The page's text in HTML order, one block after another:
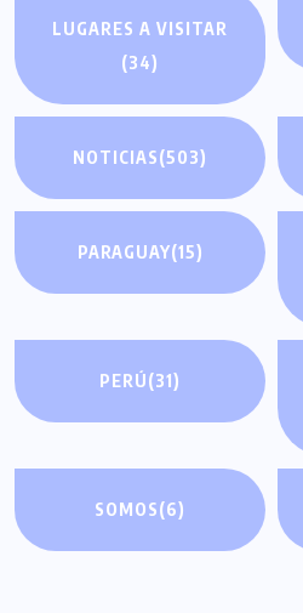
LUGARES A VISITAR
(34)
NOTICIAS(503)
PARAGUAY(15)
PERÚ(31)
SOMOS(6)